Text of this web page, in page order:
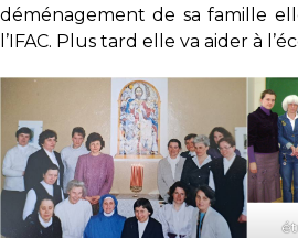
déménagement de sa famille
l’IFAC. Plus tard elle va aider à